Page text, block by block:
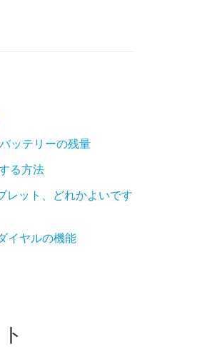
ッテリーの残量
る方法
レット、どれかよいです
イヤルの機能